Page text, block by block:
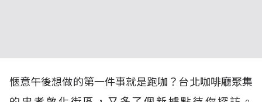
的忠孝敦化街區，又多了個新據點待你探訪。
「
BRU」隱身於安和路一段巷弄，冷冽空間交織灰白